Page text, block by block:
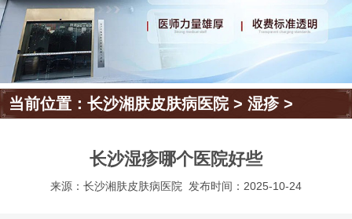
当前位置：长沙湘肤皮肤病医院>湿疹>
长沙湿疹哪个医院好些
来源：长沙湘肤皮肤病医院 发布时间：2025-10-24